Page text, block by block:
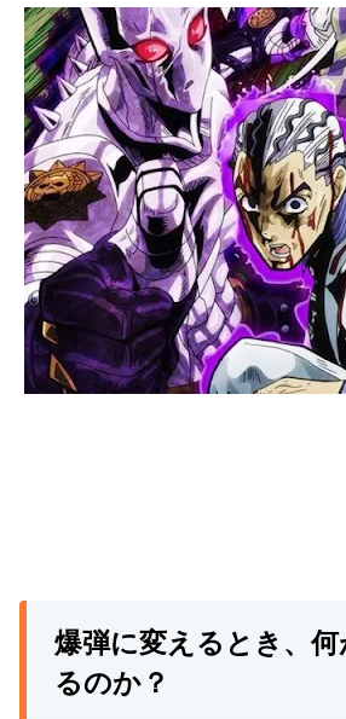
爆弾に変えるとき、
るのか？